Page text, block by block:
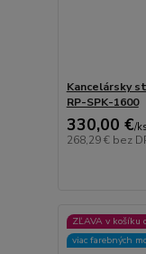
Kancelársky
RP-SPK-1600
330,00 €/ks
268,29 € bez
ZĽAVA v košíku
viac farebných